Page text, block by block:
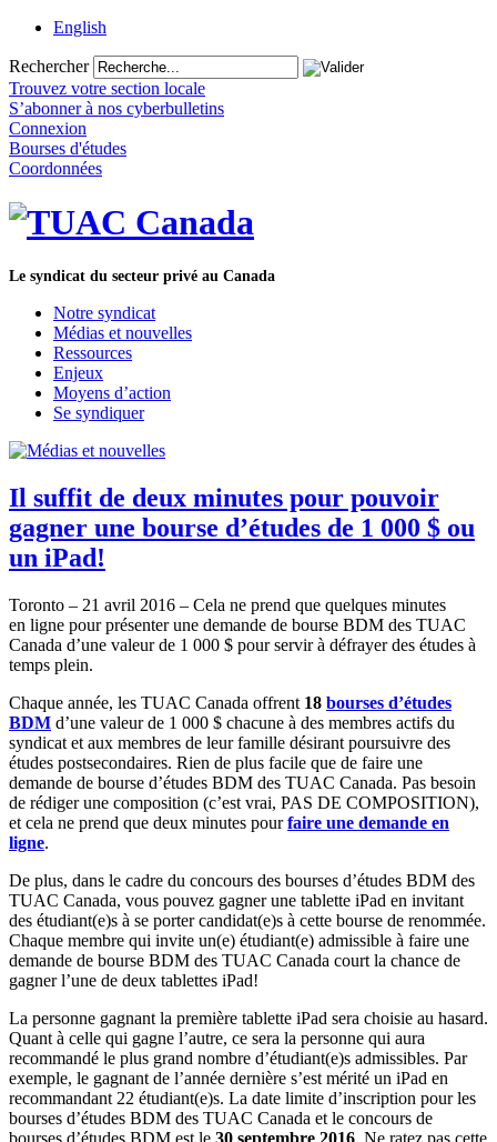
English
Rechercher
Trouvez votre section locale
S’abonner à nos cyberbulletins
Connexion
Bourses d'études
Coordonnées
Le syndicat du secteur privé au Canada
Notre syndicat
Médias et nouvelles
Ressources
Enjeux
Moyens d’action
Se syndiquer
Il suffit de deux minutes pour pouvoir
gagner une bourse d’études de 1 000 $ ou
un iPad!
Toronto – 21 avril 2016 – Cela ne prend que quelques minutes
en ligne pour présenter une demande de bourse BDM des TUAC
Canada d’une valeur de 1 000 $ pour servir à défrayer des études à
temps plein.
Chaque année, les TUAC Canada offrent 18 bourses d’études
BDM d’une valeur de 1 000 $ chacune à des membres actifs du
syndicat et aux membres de leur famille désirant poursuivre des
études postsecondaires. Rien de plus facile que de faire une
demande de bourse d’études BDM des TUAC Canada. Pas besoin
de rédiger une composition (c’est vrai, PAS DE COMPOSITION),
et cela ne prend que deux minutes pourfaire une demande en
ligne.
De plus, dans le cadre du concours des bourses d’études BDM des
TUAC Canada, vous pouvez gagner une tablette iPad en invitant
des étudiant(e)s à se porter candidat(e)s à cette bourse de renommée.
Chaque membre qui invite un(e) étudiant(e) admissible à faire une
demande de bourse BDM des TUAC Canada court la chance de
gagner l’une de deux tablettes iPad!
La personne gagnant la première tablette iPad sera choisie au hasard.
Quant à celle qui gagne l’autre, ce sera la personne qui aura
recommandé le plus grand nombre d’étudiant(e)s admissibles. Par
exemple, le gagnant de l’année dernière s’est mérité un iPad en
recommandant 22 étudiant(e)s. La date limite d’inscription pour les
bourses d’études BDM des TUAC Canada et le concours de
bourses d’études BDM est le 30 septembre 2016. Ne ratez pas cette